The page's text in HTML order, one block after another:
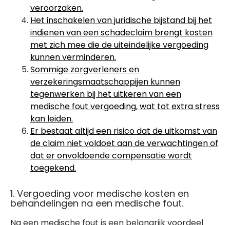
veroorzaken.
Het inschakelen van juridische bijstand bij het
indienen van een schadeclaim brengt kosten
met zich mee die de uiteindelijke vergoeding
kunnen verminderen.
Sommige zorgverleners en
verzekeringsmaatschappijen kunnen
tegenwerken bij het uitkeren van een
medische fout vergoeding, wat tot extra stress
kan leiden.
Er bestaat altijd een risico dat de uitkomst van
de claim niet voldoet aan de verwachtingen of
dat er onvoldoende compensatie wordt
toegekend.
1. Vergoeding voor medische kosten en
behandelingen na een medische fout.